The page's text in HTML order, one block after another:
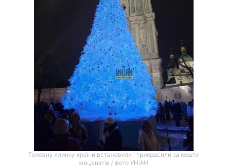
Головну ялинку країни встановили і прикрасили за кошти
меценатів / фото УНІАН